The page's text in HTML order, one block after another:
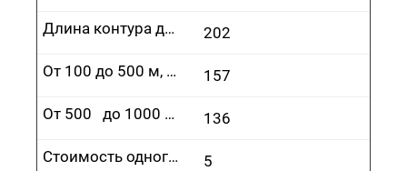
202
Длина контура до 100 м, руб.
157
От 100 до 500 м, руб.
136
От 500 до 1000 м, руб.
5
Стоимость одного врезания, руб.